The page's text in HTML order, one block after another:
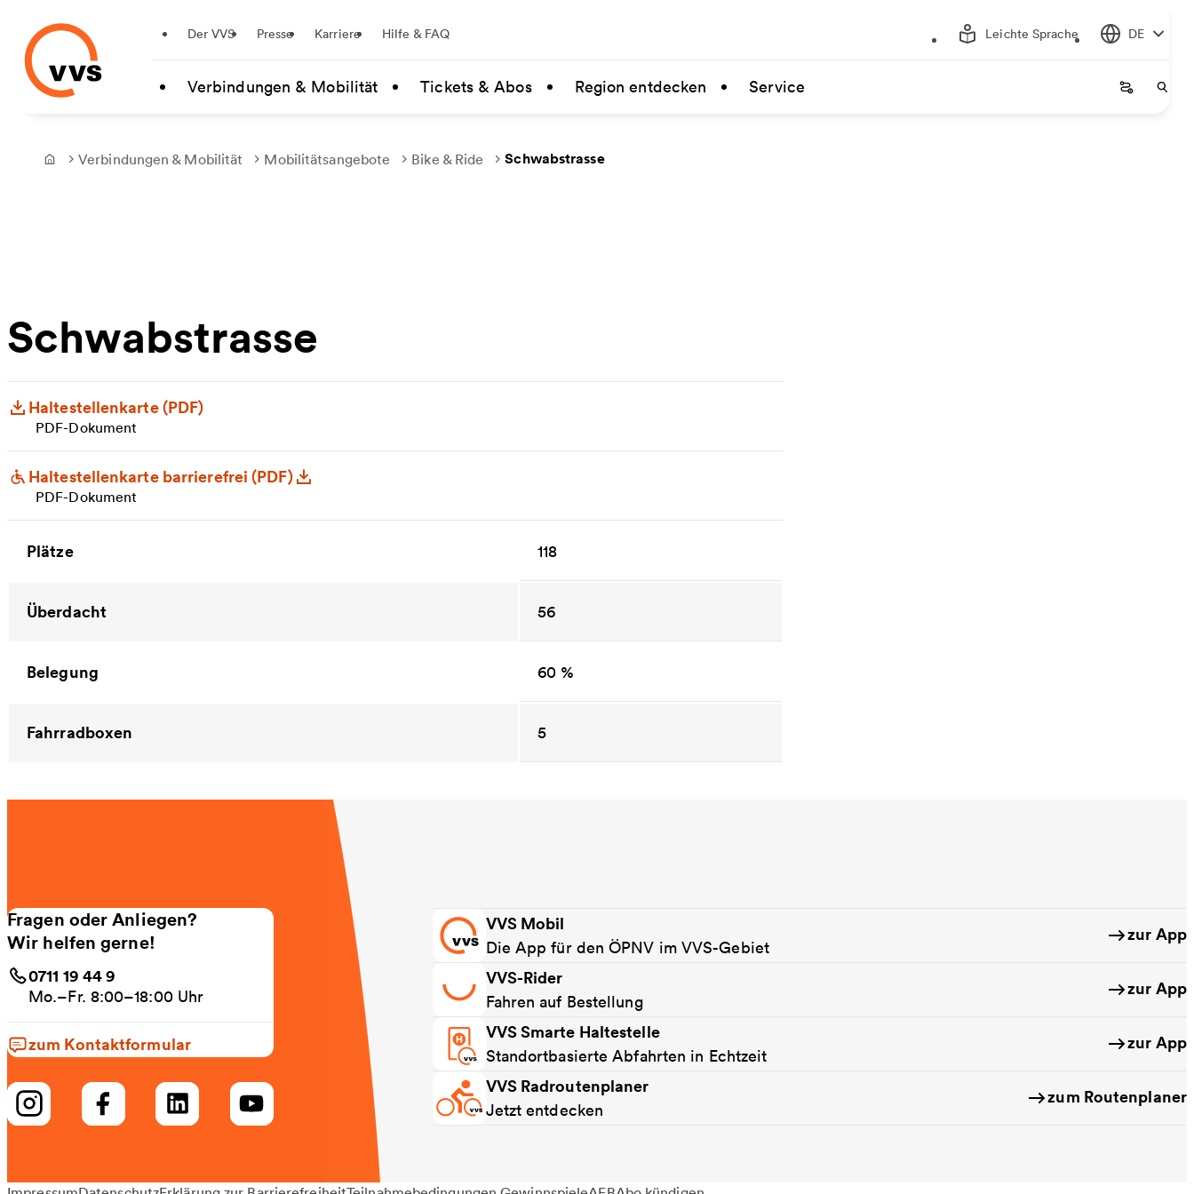
Zum Hauptinhalt springen
Der VVS Presse Karriere Hilfe & FAQ Leichte Sprache DE
Verbindungen & Mobilität Tickets & Abos Region entdecken Service Startseite
Frontpage
Verbindungen & Mobilität Mobilitätsangebote Bike & Ride Schwabstrasse
Schwabstrasse
Haltestellenkarte (PDF)
PDF-Dokument
Haltestellenkarte barrierefrei (PDF)
PDF-Dokument
Plätze 118
Überdacht 56
Belegung 60 %
Fahrradboxen 5
Fragen oder Anliegen?
Wir helfen gerne!
0711 19 44 9
Mo.–Fr. 8:00–18:00 Uhr
zum Kontaktformular
VVS Mobil
Die App für den ÖPNV im VVS-Gebiet
zur App
VVS-Rider
Fahren auf Bestellung
zur App
VVS Smarte Haltestelle
Standortbasierte Abfahrten in Echtzeit
zur App
VVS Radroutenplaner
Jetzt entdecken
zum Routenplaner